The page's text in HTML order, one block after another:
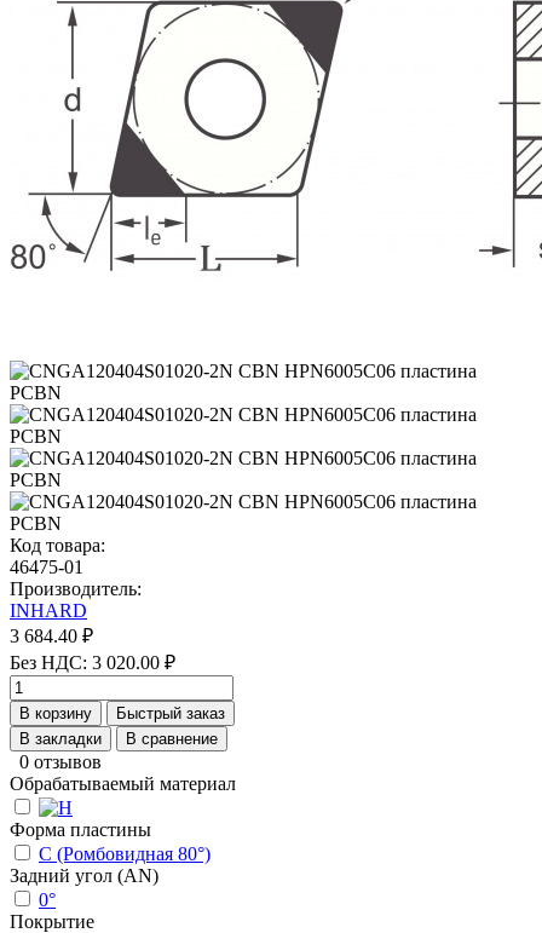
Код товара:
46475-01
Производитель:
INHARD
3 684.40 ₽
Без НДС: 3 020.00 ₽
В корзину
Быстрый заказ
В закладки
В сравнение
0 отзывов
Обрабатываемый материал
Форма пластины
C (Ромбовидная 80°)
Задний угол (AN)
0°
Покрытие